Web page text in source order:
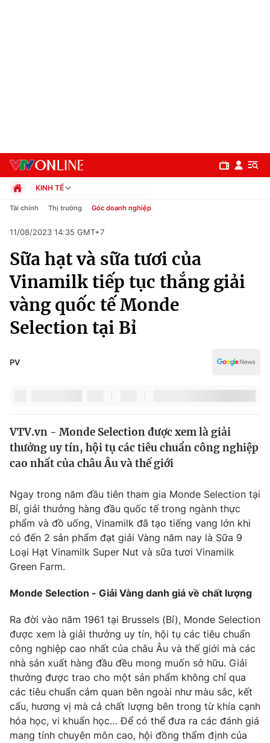
Chuyên mục
Chính trị
Xã hội
Tin tức
Thế giới đó đây
Kinh tế
Thị trường
Góc doanh nghiệp
Truyền hình
Phim VTV
Hậu trường
Nhân vật
Khán giả
Giải sao mai
Giải trí
Sao
Đời sống
Du lịch
Làm đẹp
Chất lượng cuộc sống
Giáo dục
Tuyển sinh
Học trực tuyến
Công nghệ
Hitech Công nghệ tương lai
Sản phẩm
Thị trường
Giao lưu trực tuyến
Lịch phát sóng
KINH TẾ
Chính trị
Pháp luật
Kinh tế
Thể thao
Truyền hình
Văn hóa - Giải trí
Y tế
Đời sống
Tài chính Thị trường Góc doanh nghiệp
11/08/2023 14:35 GMT+7
Sữa hạt và sữa tươi của
Vinamilk tiếp tục thắng giải
vàng quốc tế Monde
Selection tại Bỉ
PV
VTV.vn - Monde Selection được xem là giải
thưởng uy tín, hội tụ các tiêu chuẩn công nghiệp
cao nhất của châu Âu và thế giới
Ngay trong năm đầu tiên tham gia Monde Selection tại
Bỉ, giải thưởng hàng đầu quốc tế trong ngành thực
phẩm và đồ uống, Vinamilk đã tạo tiếng vang lớn khi
có đến 2 sản phẩm đạt giải Vàng năm nay là Sữa 9
Loại Hạt Vinamilk Super Nut và sữa tươi Vinamilk
Green Farm.
Monde Selection - Giải Vàng danh giá về chất lượng
Ra đời vào năm 1961 tại Brussels (Bỉ), Monde Selection
được xem là giải thưởng uy tín, hội tụ các tiêu chuẩn
công nghiệp cao nhất của châu Âu và thế giới mà các
nhà sản xuất hàng đầu đều mong muốn sở hữu. Giải
thưởng được trao cho một sản phẩm không chỉ qua
các tiêu chuẩn cảm quan bên ngoài như màu sắc, kết
cấu, hương vị mà cả chất lượng bên trong từ khía cạnh
hóa học, vi khuẩn học… Để có thể đưa ra các đánh giá
mang tính chuyên môn cao, hội đồng thẩm định của